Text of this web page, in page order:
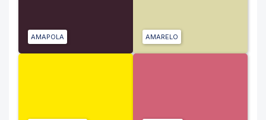
AMAPOLA AMARELO